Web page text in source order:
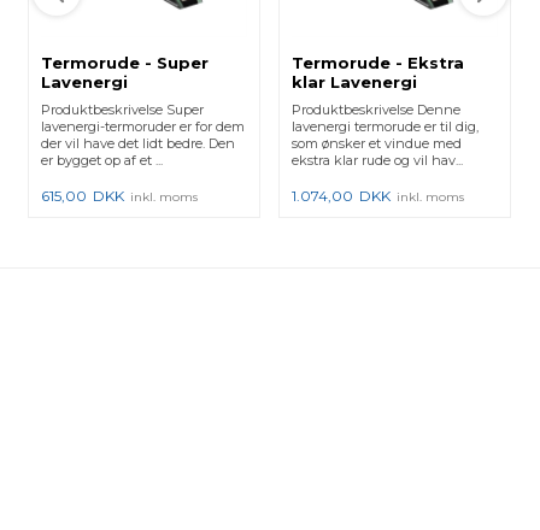
Termorude - Super
Lavenergi
Produktbeskrivelse Super
lavenergi-termoruder er for dem
der vil have det lidt bedre. Den
er bygget op af et ...
615,00 DKK inkl. moms
Termorude - Ekstra
klar Lavenergi
Produktbeskrivelse Denne
lavenergi termorude er til dig,
som ønsker et vindue med
ekstra klar rude og vil hav...
1.074,00 DKK inkl. moms